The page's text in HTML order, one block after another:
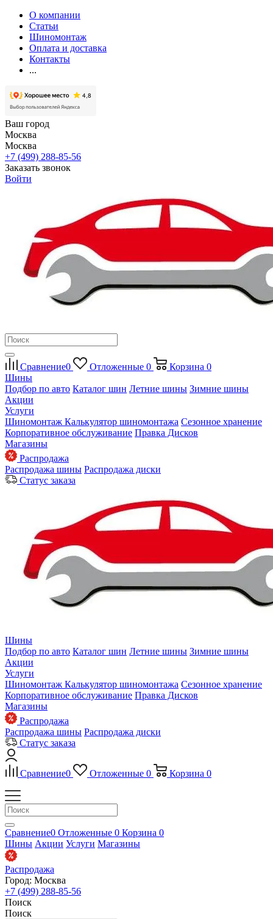
О компании
Статьи
Шиномонтаж
Оплата и доставка
Контакты
...
Ваш город
Москва
Москва
+7 (499) 288-85-56
Заказать звонок
Войти
Сравнение0 Отложенные 0 Корзина 0
Шины
Подбор по авто Каталог шин Летние шины Зимние шины
Акции
Услуги
Шиномонтаж Калькулятор шиномонтажа Сезонное хранение
Корпоративное обслуживание Правка Дисков
Магазины
Распродажа
Распродажа шины Распродажа диски
Статус заказа
Шины
Подбор по авто Каталог шин Летние шины Зимние шины
Акции
Услуги
Шиномонтаж Калькулятор шиномонтажа Сезонное хранение
Корпоративное обслуживание Правка Дисков
Магазины
Распродажа
Распродажа шины Распродажа диски
Статус заказа
Сравнение0 Отложенные 0 Корзина 0
Сравнение0 Отложенные 0 Корзина 0
Шины Акции Услуги Магазины
Распродажа
Город: Москва
+7 (499) 288-85-56
Поиск
Поиск